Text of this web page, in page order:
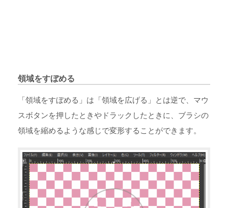
領域をすぼめる
「領域をすぼめる」は「領域を広げる」とは逆で、マウ
スボタンを押したときやドラックしたときに、ブラシの
領域を縮めるような感じで変形することができます。